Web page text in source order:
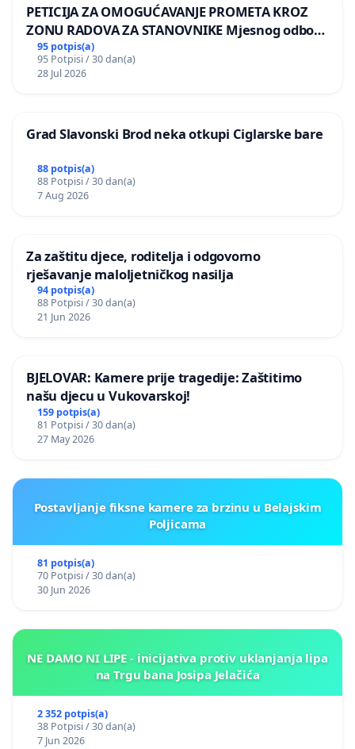
PETICIJA ZA OMOGUĆAVANJE PROMETA KROZ
ZONU RADOVA ZA STANOVNIKE Mjesnog odbora
Kamensko i Lemić Brdo
95 potpis(a)
95 Potpisi / 30 dan(a)
28 Jul 2026
Grad Slavonski Brod neka otkupi Ciglarske bare
88 potpis(a)
88 Potpisi / 30 dan(a)
7 Aug 2026
Za zaštitu djece, roditelja i odgovorno
rješavanje maloljetničkog nasilja
94 potpis(a)
88 Potpisi / 30 dan(a)
21 Jun 2026
BJELOVAR: Kamere prije tragedije: Zaštitimo
našu djecu u Vukovarskoj!
159 potpis(a)
81 Potpisi / 30 dan(a)
27 May 2026
Postavljanje fiksne kamere za brzinu u Belajskim
Poljicama
81 potpis(a)
70 Potpisi / 30 dan(a)
30 Jun 2026
NE DAMO NI LIPE - inicijativa protiv uklanjanja lipa
na Trgu bana Josipa Jelačića
2 352 potpis(a)
38 Potpisi / 30 dan(a)
7 Jun 2026